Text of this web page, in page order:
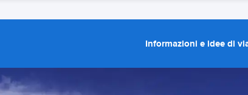
Informazioni e idee di